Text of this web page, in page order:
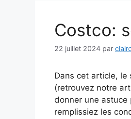
Costco:
22 juillet 2024 par
Dans cet article, le
(retrouvez notre
donner une
remplissiez les